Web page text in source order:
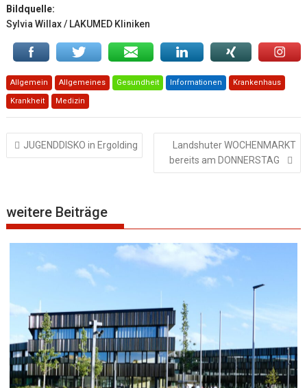
Bildquelle:
Sylvia Willax / LAKUMED Kliniken
Allgemein Allgemeines Gesundheit Informationen Krankenhaus
Krankheit Medizin
Beitragsnavigation
JUGENDDISKO in Ergolding
Landshuter WOCHENMARKT
bereits am DONNERSTAG
weitere Beiträge